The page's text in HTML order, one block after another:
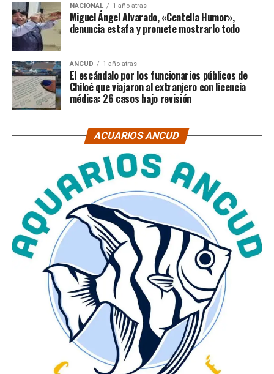
NACIONAL 1 año atras
Miguel Ángel Alvarado, «Centella Humor»,
denuncia estafa y promete mostrarlo todo
ANCUD 1 año atras
El escándalo por los funcionarios públicos de
Chiloé que viajaron al extranjero con licencia
médica: 26 casos bajo revisión
ACUARIOS ANCUD